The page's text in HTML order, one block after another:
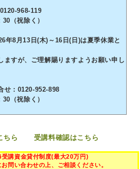
968-119
30（祝除く）
年8月13日(木)～16日(日)は夏季休業と
すが、ご理解賜りますようお願い申し
：0120-952-898
30（祝除く）
ちら 受講料確認はこちら
受講資金貸付制度(最大20万円)
問い合わせの上、ご相談ください。